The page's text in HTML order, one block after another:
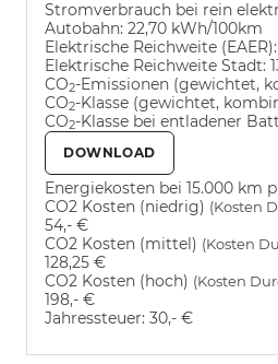
Stromverbrauch bei rein
Autobahn: 22,70 kWh/100km
Elektrische Reichweite (EAER):
Elektrische Reichweite Stadt:
CO2-Emissionen (gewichtet,
CO2-Klasse (gewichtet,
CO2-Klasse bei entladener
DOWNLOAD
Energiekosten bei 15.000 km
CO2 Kosten (niedrig) (Kosten
54,- €
CO2 Kosten (mittel) (Kosten
128,25 €
CO2 Kosten (hoch) (Kosten
198,- €
Jahressteuer: 30,- €